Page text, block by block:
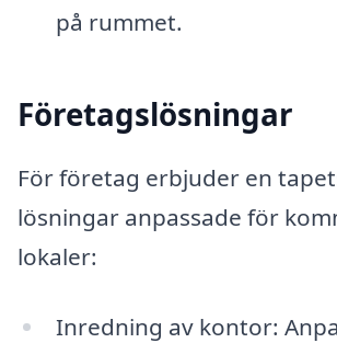
på rummet.
Företagslösningar
För företag erbjuder en
lösningar anpassade för
lokaler:
Inredning av kontor: